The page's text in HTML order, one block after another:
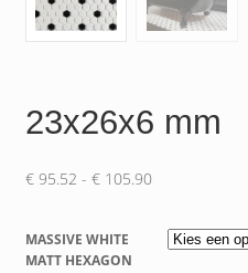
23x26x6 mm
€95.52 - €105.90Prijsklasse:
tot
€ 105.90
MASSIVE WHITE
MATT HEXAGON